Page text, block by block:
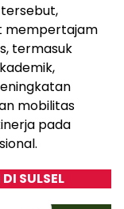
mempertajam
termasuk
mobilitas
pada
SULSEL